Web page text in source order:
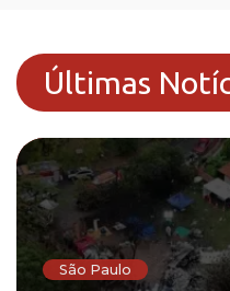
Últimas
São Paulo